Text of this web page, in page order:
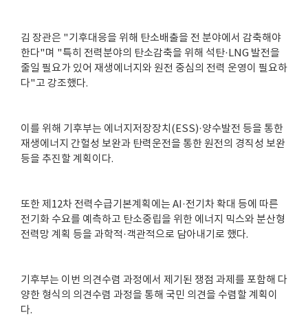
김 장관은 "기후대응을 위해 탄소배출을 전 분야에서 감축해야
한다"며 "특히 전력분야의 탄소감축을 위해 석탄·LNG 발전을
줄일 필요가 있어 재생에너지와 원전 중심의 전력 운영이 필요하
다"고 강조했다.
이를 위해 기후부는 에너지저장장치(ESS)·양수발전 등을 통한
재생에너지 간헐성 보완과 탄력운전을 통한 원전의 경직성 보완
등을 추진할 계획이다.
또한 제12차 전력수급기본계획에는 AI·전기차 확대 등에 따른
전기화 수요를 예측하고 탄소중립을 위한 에너지 믹스와 분산형
전력망 계획 등을 과학적·객관적으로 담아내기로 했다.
기후부는 이번 의견수렴 과정에서 제기된 쟁점 과제를 포함해 다
양한 형식의 의견수렴 과정을 통해 국민 의견을 수렴할 계획이
다.